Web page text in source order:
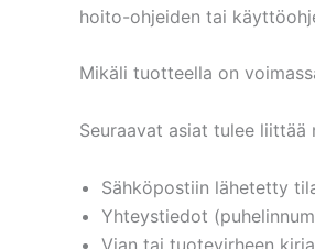
hoito-ohjeiden tai
Mikäli tuotteella on
Seuraavat asiat tulee liittää
Sähköpostiin lähetetty
Yhteystiedot
Vian tai tuotevirheen